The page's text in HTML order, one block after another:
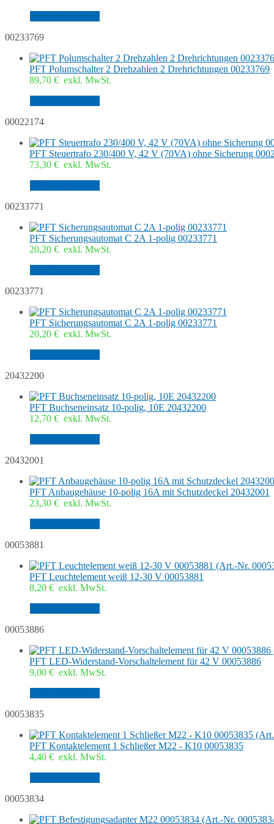
00233769
PFT Polumschalter 2 Drehzahlen 2 Drehrichtungen 00233769
89,70 € exkl. MwSt.
00022174
PFT Steuertrafo 230/400 V, 42 V (70VA) ohne Sicherung
73,30 € exkl. MwSt.
00233771
PFT Sicherungsautomat C 2A 1-polig 00233771
20,20 € exkl. MwSt.
00233771
PFT Sicherungsautomat C 2A 1-polig 00233771
20,20 € exkl. MwSt.
20432200
PFT Buchseneinsatz 10-polig, 10E 20432200
12,70 € exkl. MwSt.
20432001
PFT Anbaugehäuse 10-polig 16A mit Schutzdeckel 20432001
23,30 € exkl. MwSt.
00053881
PFT Leuchtelement weiß 12-30 V 00053881
8,20 € exkl. MwSt.
00053886
PFT LED-Widerstand-Vorschaltelement für 42 V 00053886
9,00 € exkl. MwSt.
00053835
PFT Kontaktelement 1 Schließer M22 - K10 00053835
4,40 € exkl. MwSt.
00053834